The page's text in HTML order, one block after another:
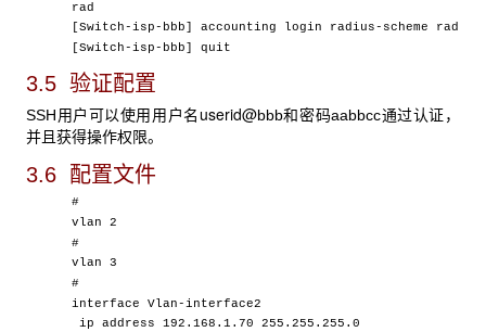
rad
[Switch-isp-bbb] accounting login radius-scheme rad
[Switch-isp-bbb] quit
3.5 验证配置
SSH用户可以使用用户名 userid@bbb和密码aabbcc通过认证，
并且获得操作权限。
3.6 配置文件
#
vlan 2
#
vlan 3
#
interface Vlan-interface2
ip address 192.168.1.70 255.255.255.0